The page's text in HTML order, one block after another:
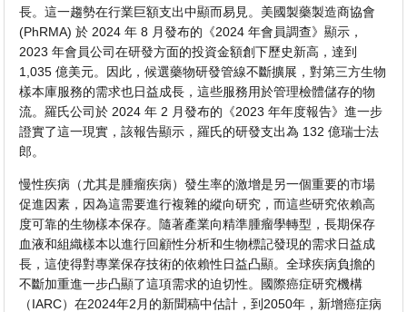
長。這一趨勢在行業巨額支出中顯而易見。美國製藥製造商協會
(PhRMA) 於 2024 年 8 月發布的《2024 年會員調查》顯示，
2023 年會員公司在研發方面的投資金額創下歷史新高，達到
1,035 億美元。因此，候選藥物研發管線不斷擴展，對第三方生物
樣本庫服務的需求也日益成長，這些服務用於管理檢體儲存的物
流。羅氏公司於 2024 年 2 月發布的《2023 年年度報告》進一步
證實了這一現實，該報告顯示，羅氏的研發支出為 132 億瑞士法
郎。
慢性疾病（尤其是腫瘤疾病）發生率的激增是另一個重要的市場
促進因素，因為這需要進行複雜的縱向研究，而這些研究依賴高
度可靠的生物樣本保存。隨著產業向精準腫瘤學轉型，長期保存
血液和組織樣本以進行回顧性分析和生物標記發現的需求日益成
長，這使得對專業保存技術的依賴性日益凸顯。全球疾病負擔的
不斷加重進一步凸顯了這項需求的迫切性。國際癌症研究機構
（IARC）在2024年2月的新聞稿中估計，到2050年，新增癌症病